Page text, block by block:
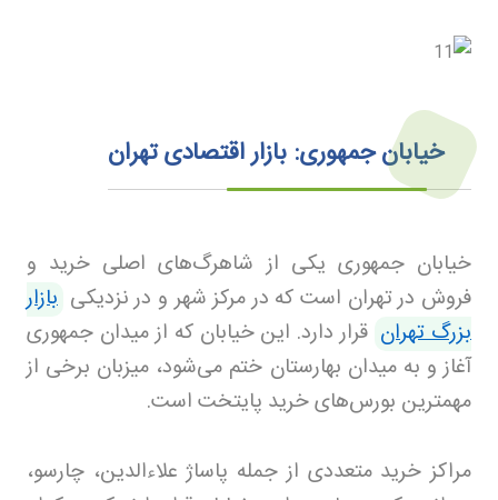
خیابان جمهوری: بازار اقتصادی تهران
خیابان جمهوری یکی از شاهرگ‌های اصلی خرید و
فروش در تهران است که در مرکز شهر و در نزدیکی بازار
بزرگ تهران قرار دارد. این خیابان که از میدان جمهوری
آغاز و به میدان بهارستان ختم می‌شود، میزبان برخی از
مهمترین بورس‌های خرید پایتخت است.
مراکز خرید متعددی از جمله پاساژ علاءالدین، چارسو،